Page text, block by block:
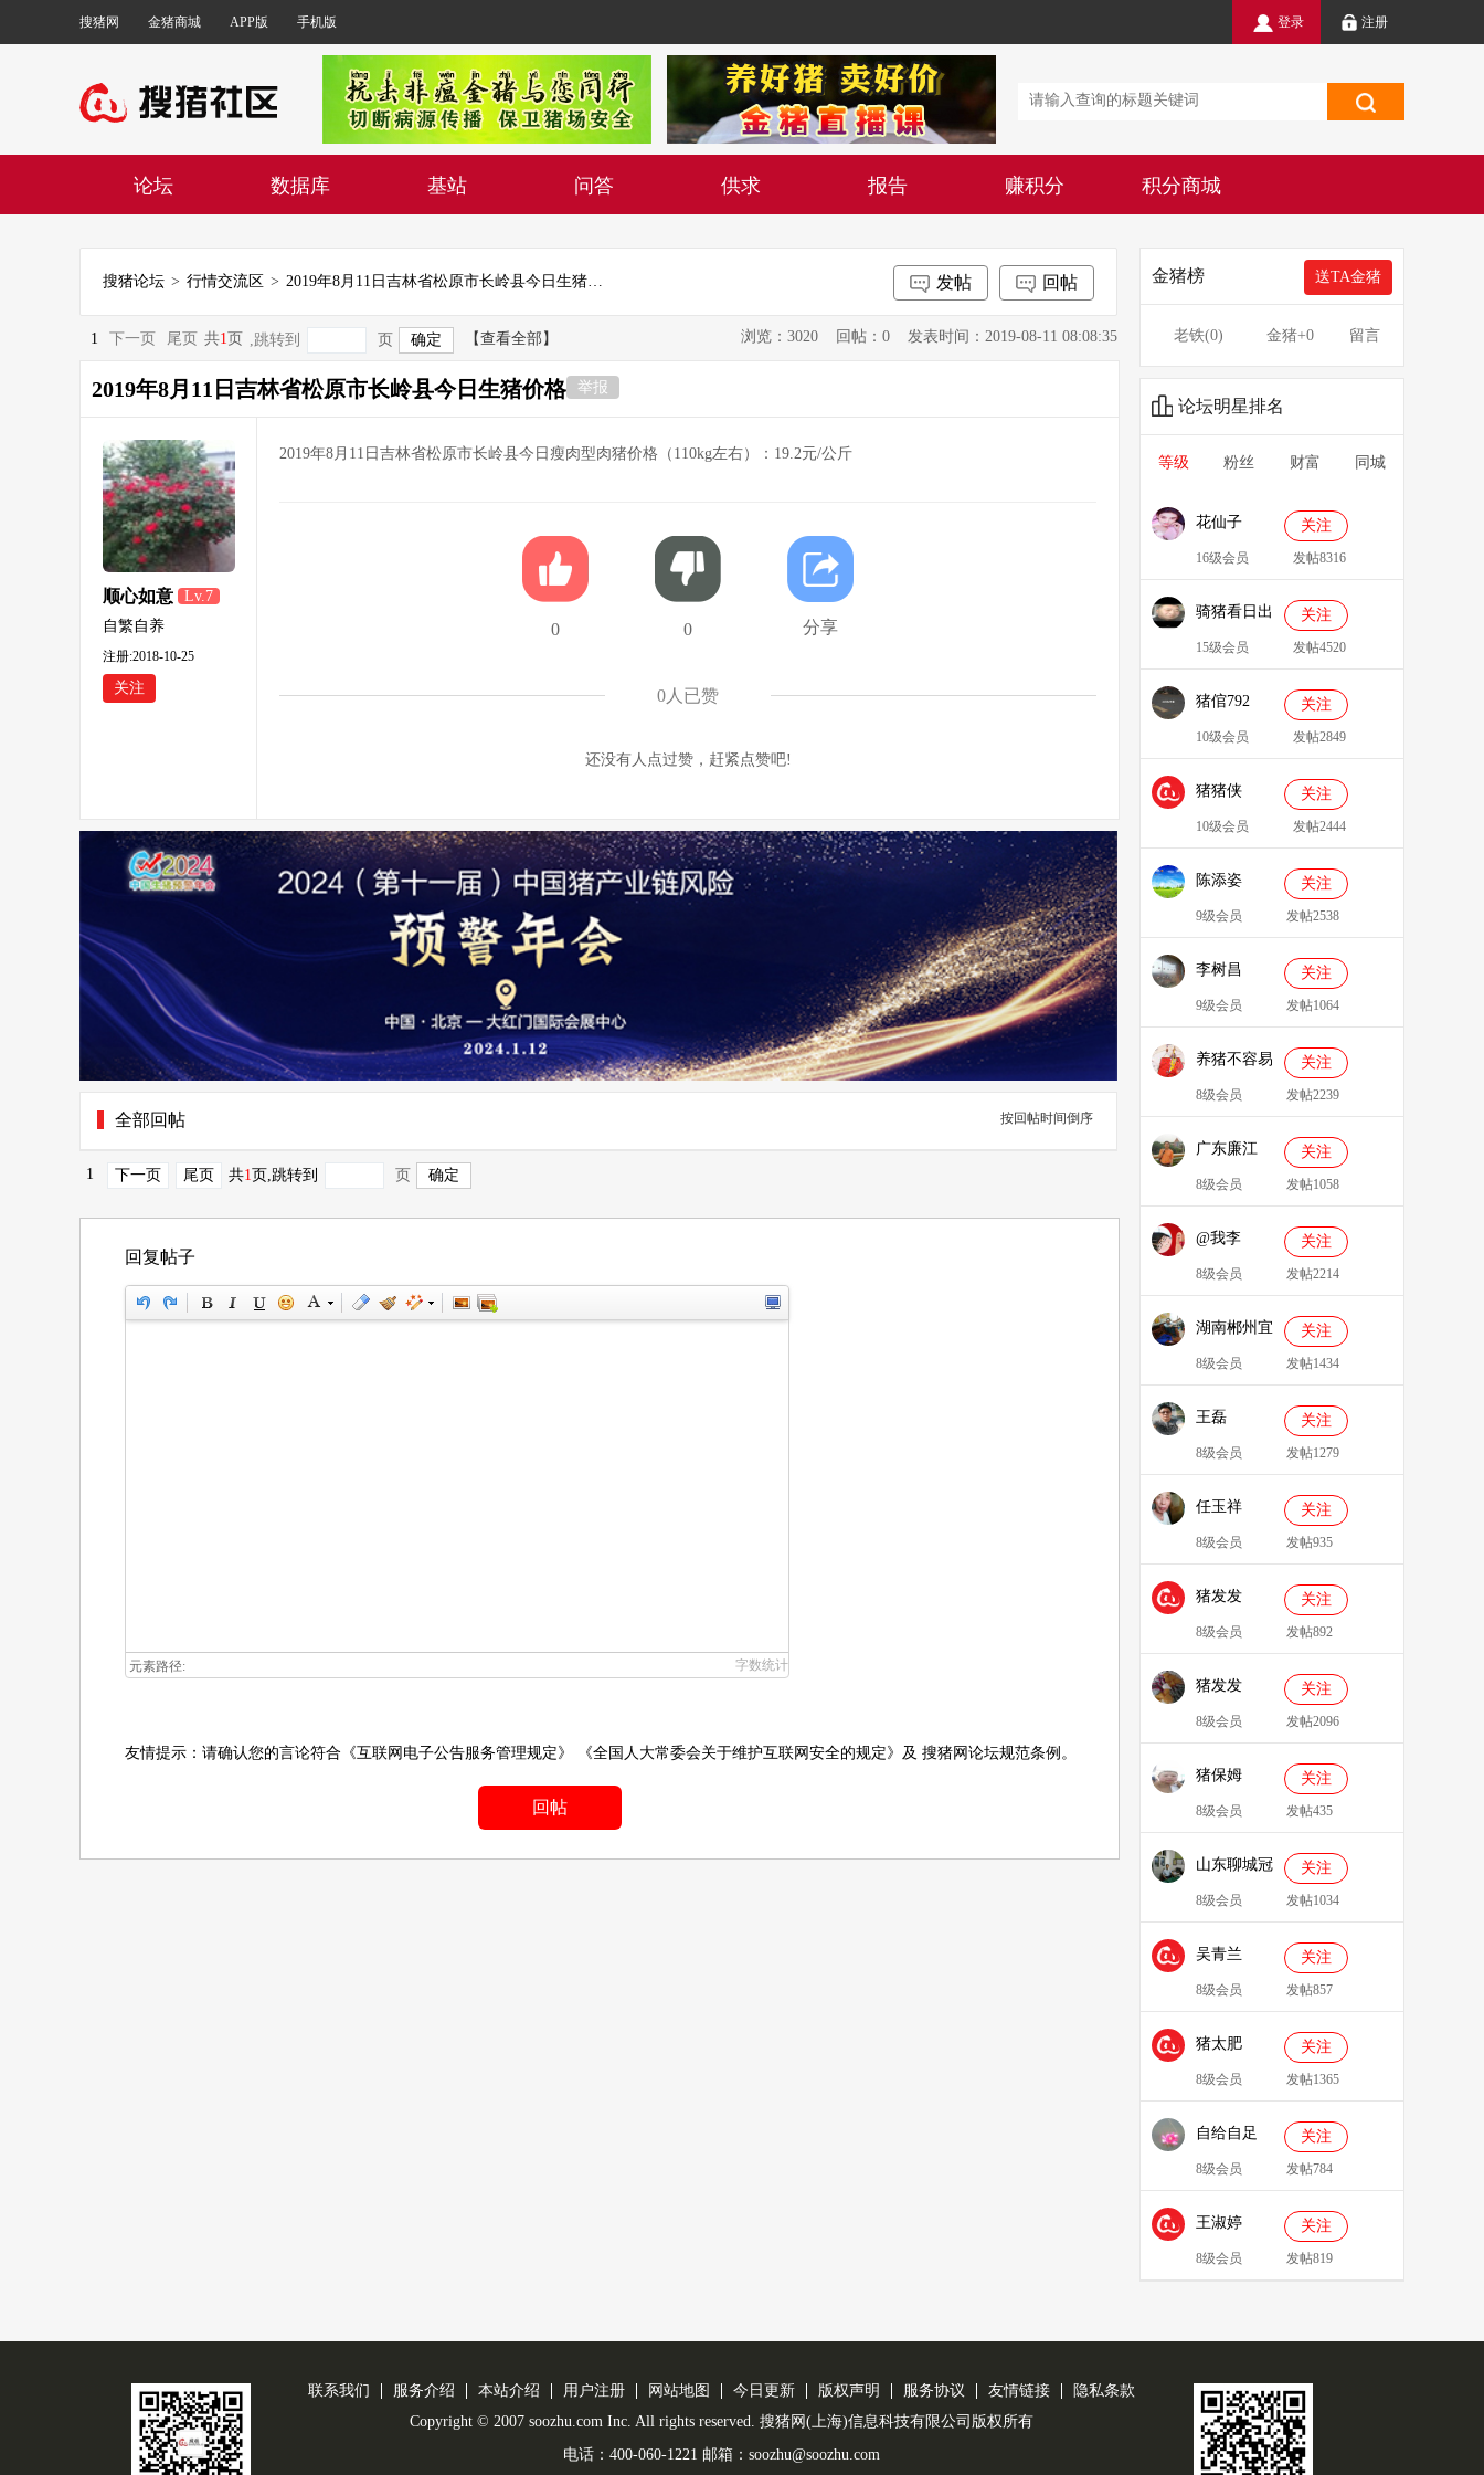
搜猪网 金猪商城 APP版 手机版 登录 注册
论坛 数据库 基站 问答 供求 报告 赚积分 积分商城
搜猪论坛 > 行情交流区 > 2019年8月11日吉林省松原市长岭县今日生猪价格 回帖
发帖
1 下一页 尾页 共1 页 ,跳转到 页 【查看全部】 浏览：3020 回帖：0 发表时间：2019-08-11 08:08:35
2019年8月11日吉林省松原市长岭县今日生猪价格 举报
顺心如意
Lv.7
自繁自养
注册:2018-10-25
关注
2019年8月11日吉林省松原市长岭县今日瘦肉型肉猪价格（110kg左右）：19.2元/公斤
0 0 分享
0 人已赞
还没有人点过赞，赶紧点赞吧!
全部回帖 按回帖时间倒序
1 下一页 尾页 共1页 ,跳转到 页
回复帖子
元素路径: 字数统计
友情提示：请确认您的言论符合 《互联网电子公告服务管理规定》 《全国人大常委会关于维护互联网安全的规定》 及 搜猪网论坛规范条例 。
回帖
金猪榜 送TA金猪
老铁(0) 金猪+0 留言
论坛明星排名
等级 粉丝 财富 同城
花仙子 关注
16级会员 发帖8316
骑猪看日出 关注
15级会员 发帖4520
猪倌792 关注
10级会员 发帖2849
猪猪侠
086349
关注
10级会员 发帖2444
陈添姿 关注
9级会员 发帖2538
李树昌 关注
9级会员 发帖1064
养猪不容易 关注
8级会员 发帖2239
广东廉江
088
关注
8级会员 发帖1058
@我李 关注
8级会员 发帖2214
湖南郴州宜
章县李明广
关注
8级会员 发帖1434
王磊 关注
8级会员 发帖1279
任玉祥 关注
8级会员 发帖935
猪发发
638829
关注
8级会员 发帖892
猪发发 关注
8级会员 发帖2096
猪保姆
909233
关注
8级会员 发帖435
山东聊城冠
县、莘县综
合服务站：
冯代林
关注
8级会员 发帖1034
吴青兰 关注
8级会员 发帖857
猪太肥
143814
关注
8级会员 发帖1365
自给自足 关注
8级会员 发帖784
王淑婷 关注
8级会员 发帖819
联系我们 服务介绍 本站介绍 用户注册 网站地图 今日更新 版权声明 服务协议 友情链接
隐私条款
Copyright © 2007 soozhu.com Inc. All rights reserved. 搜猪网(上海)信息科技有限公司版权所有
电话：400-060-1221 邮箱：soozhu@soozhu.com